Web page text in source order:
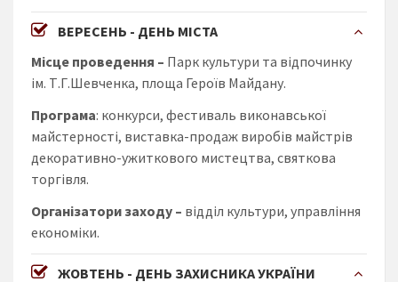
ВЕРЕСЕНЬ - ДЕНЬ МІСТА
Місце проведення – Парк культури та відпочинку
ім. Т.Г.Шевченка, площа Героїв Майдану.
Програма: конкурси, фестиваль виконавської
майстерності, виставка-продаж виробів майстрів
декоративно-ужиткового мистецтва, святкова
торгівля.
Організатори заходу – відділ культури, управління
економіки.
ЖОВТЕНЬ - ДЕНЬ ЗАХИСНИКА УКРАЇНИ